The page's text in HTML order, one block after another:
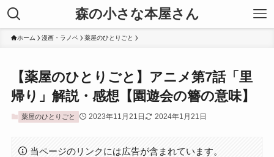
森の小さな本屋さん
ホーム 漫画・ラノベ 薬屋のひとりごと
【薬屋のひとりごと】アニメ第7話「里
帰り」解説・感想【園遊会の簪の意味】
薬屋のひとりごと 2023年11月21日 2024年1月21日
当ページのリンクには広告が含まれています。